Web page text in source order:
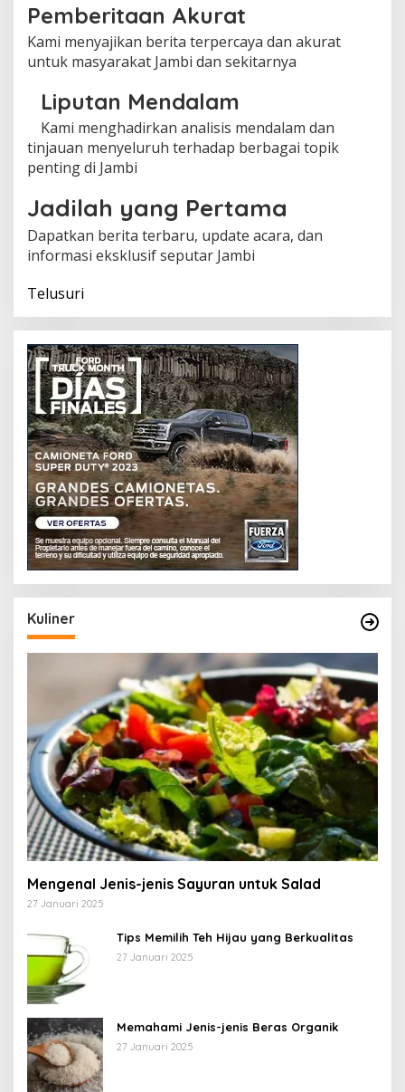
Pemberitaan Akurat
Kami menyajikan berita terpercaya dan akurat
untuk masyarakat Jambi dan sekitarnya
Liputan Mendalam
Kami menghadirkan analisis mendalam dan
tinjauan menyeluruh terhadap berbagai topik
penting di Jambi
Jadilah yang Pertama
Dapatkan berita terbaru, update acara, dan
informasi eksklusif seputar Jambi
Telusuri
Kuliner
Mengenal Jenis-jenis Sayuran untuk Salad
27 Januari 2025
Tips Memilih Teh Hijau yang Berkualitas
27 Januari 2025
Memahami Jenis-jenis Beras Organik
27 Januari 2025